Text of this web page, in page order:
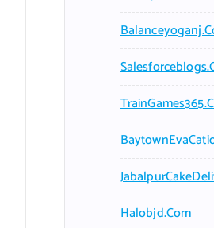
Halobjd.com